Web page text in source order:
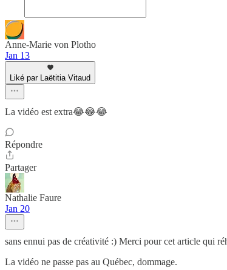
Anne-Marie von Plotho
Jan 13
Liké par Laëtitia Vitaud
La vidéo est extra😂😂😂
Répondre
Partager
Nathalie Faure
Jan 20
sans ennui pas de créativité :) Merci pour cet article qui
La vidéo ne passe pas au Québec, dommage.